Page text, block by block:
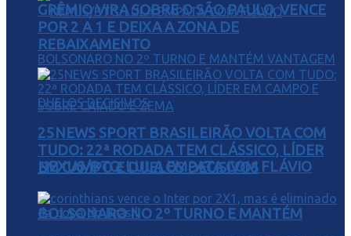
NEXUS/BTG: LULA EMPATA COM FLÁVIO
BOLSONARO NO 2º TURNO E MANTÉM
GRÊMIO VIRA SOBRE O SÃO PAULO, VENCE
POR 2 A 1 E DEIXA A ZONA DE
REBAIXAMENTO
25NEWS SPORT BRASILEIRÃO VOLTA COM
TUDO: 22ª RODADA TEM CLÁSSICO, LÍDER
EM CAMPO E DUELOS DECISIVOS